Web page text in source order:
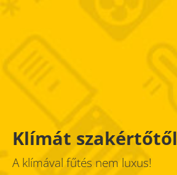
Klímát szakértőtől
A klímával fűtés nem luxus!